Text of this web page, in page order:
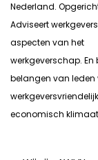
Nederland. Opgericht
Adviseert
aspecten van het
werkgeverschap. En
belangen van leden
economisch